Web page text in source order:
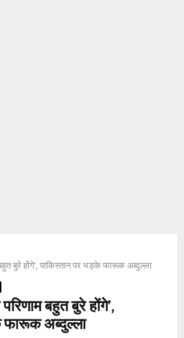
बुरे होंगे’, पाकिस्तान पर भड़के फारूक अब्दुल्ला
बहुत बुरे होंगे’,
फारूक अब्दुल्ला